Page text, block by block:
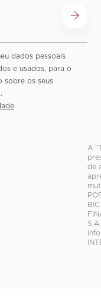
dados pessoais
e usados, para o
sobre os seus
A
de